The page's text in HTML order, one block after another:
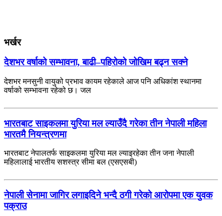
भर्खर
देशभर वर्षाको सम्भावना, बाढी–पहिरोको जोखिम बढ्न सक्ने
देशभर मनसुनी वायुको प्रभाव कायम रहेकाले आज पनि अधिकांश स्थानमा
वर्षाको सम्भावना रहेको छ। जल
भारतबाट साइकलमा युरिया मल ल्याउँदै गरेका तीन नेपाली महिला
भारतमै नियन्त्रणमा
भारतबाट नेपालतर्फ साइकलमा युरिया मल ल्याइरहेका तीन जना नेपाली
महिलालाई भारतीय सशस्त्र सीमा बल (एसएसबी)
नेपाली सेनामा जागिर लगाइदिने भन्दै ठगी गरेको आरोपमा एक युवक
पक्राउ